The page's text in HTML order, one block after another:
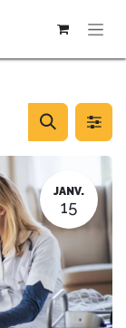
JANV.
15